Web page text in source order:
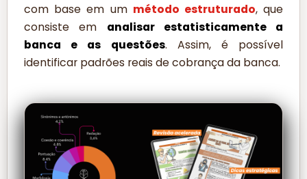
com base em um método estruturado, que
consiste em analisar estatisticamente a
banca e as questões. Assim, é possível
identificar padrões reais de cobrança da banca.